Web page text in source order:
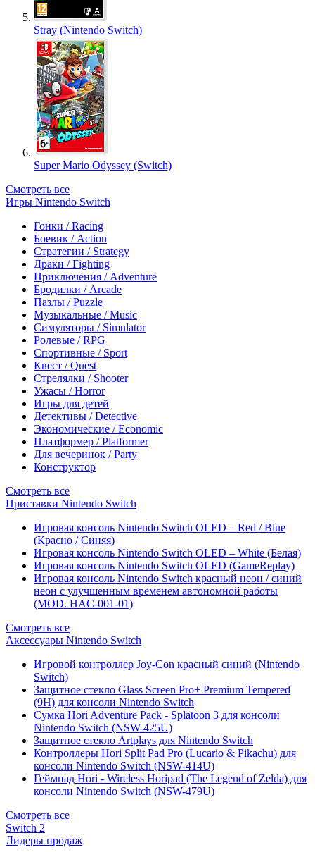
Stray (Nintendo Switch)
Super Mario Odyssey (Switch)
Смотреть все
Игры Nintendo Switch
Гонки / Racing
Боевик / Action
Стратегии / Strategy
Драки / Fighting
Приключения / Adventure
Бродилки / Arcade
Пазлы / Puzzle
Музыкальные / Music
Симуляторы / Simulator
Ролевые / RPG
Спортивные / Sport
Квест / Quest
Стрелялки / Shooter
Ужасы / Horror
Игры для детей
Детективы / Detective
Экономические / Economic
Платформер / Platformer
Для вечеринок / Party
Конструктор
Смотреть все
Приставки Nintendo Switch
Игровая консоль Nintendo Switch OLED – Red / Blue
(Красно / Синяя)
Игровая консоль Nintendo Switch OLED – White (Белая)
Игровая консоль Nintendo Switch OLED (GameReplay)
Игровая консоль Nintendo Switch красный неон / синий
неон с улучшенным временем автономной работы
(MOD. HAC-001-01)
Смотреть все
Аксессуары Nintendo Switch
Игровой контроллер Joy-Con красный синий (Nintendo
Switch)
Защитное стекло Glass Screen Pro+ Premium Tempered
(9H) для консоли Nintendo Switch
Сумка Hori Adventure Pack - Splatoon 3 для консоли
Nintendo Switch (NSW-425U)
Защитное стекло Artplays для Nintendo Switch
Контроллеры Hori Split Pad Pro (Lucario & Pikachu) для
консоли Nintendo Switch (NSW-414U)
Геймпад Hori - Wireless Horipad (The Legend of Zelda) для
консоли Nintendo Switch (NSW-479U)
Смотреть все
Switch 2
Лидеры продаж